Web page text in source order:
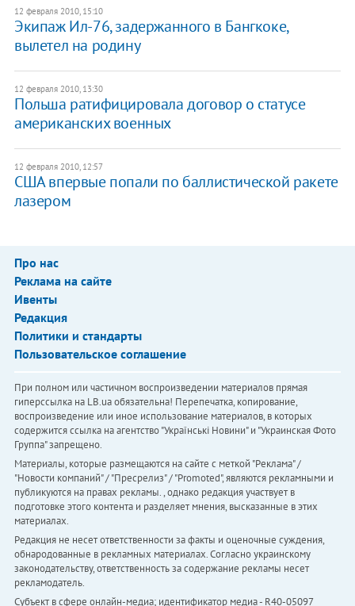
12 февраля 2010, 15:10
Экипаж Ил-76, задержанного в Бангкоке,
вылетел на родину
12 февраля 2010, 13:30
Польша ратифицировала договор о статусе
американских военных
12 февраля 2010, 12:57
США впервые попали по баллистической ракете
лазером
Про нас
Реклама на сайте
Ивенты
Редакция
Политики и стандарты
Пользовательское соглашение
При полном или частичном воспроизведении материалов прямая
гиперссылка на LB.ua обязательна! Перепечатка, копирование,
воспроизведение или иное использование материалов, в которых
содержится ссылка на агентство "Українськi Новини" и "Украинская Фото
Группа" запрещено.
Материалы, которые размещаются на сайте с меткой "Реклама" /
"Новости компаний" / "Пресрелиз" / "Promoted", являются рекламными и
публикуются на правах рекламы. , однако редакция участвует в
подготовке этого контента и разделяет мнения, высказанные в этих
материалах.
Редакция не несет ответственности за факты и оценочные суждения,
обнародованные в рекламных материалах. Согласно украинскому
законодательству, ответственность за содержание рекламы несет
рекламодатель.
Субъект в сфере онлайн-медиа; идентификатор медиа - R40-05097